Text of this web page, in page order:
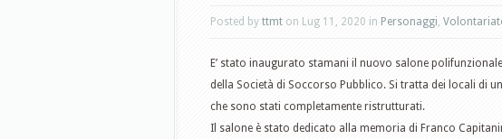
Posted by ttmt on Lug 11, 2020 in Personaggi,
E’ stato inaugurato stamani il nuovo salone
della Società di Soccorso Pubblico. Si tratta dei locali di
che sono stati completamente ristrutturati.
Il salone è stato dedicato alla memoria di Franco